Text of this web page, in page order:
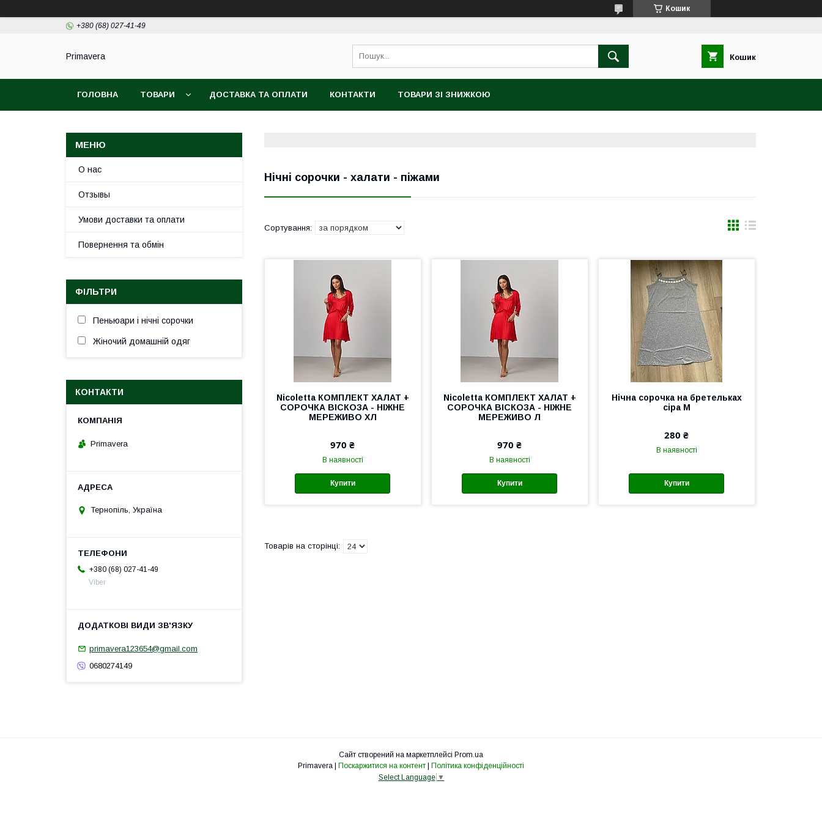
Кошик
+380 (68) 027-41-49
Primavera Кошик
ГОЛОВНА ТОВАРИ ДОСТАВКА ТА ОПЛАТИ КОНТАКТИ ТОВАРИ ЗІ ЗНИЖКОЮ
Нічні сорочки - халати - піжами
Nicoletta КОМПЛЕКТ ХАЛАТ +
СОРОЧКА ВІСКОЗА - НІЖНЕ
МЕРЕЖИВО XЛ
970 ₴
В наявності
Купити
Nicoletta КОМПЛЕКТ ХАЛАТ +
СОРОЧКА ВІСКОЗА - НІЖНЕ
МЕРЕЖИВО Л
970 ₴
В наявності
Купити
Нічна сорочка на бретельках
сіра М
280 ₴
В наявності
Купити
О нас
Отзывы
Умови доставки та оплати
Повернення та обмін
ФІЛЬТРИ
Пеньюари і нічні сорочки
Жіночий домашній одяг
КОНТАКТИ
Primavera
Тернопіль, Україна
+380 (68) 027-41-49
Viber
primavera123654@gmail.com
0680274149
Сайт створений на маркетплейсі Prom.ua
Поскаржитися на контент
Політика конфіденційності
Select Language ▼